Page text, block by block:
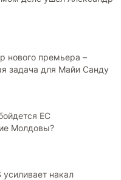
нового премьера –
задача для Майи Санду
ЕС
Молдовы?
усиливает накал